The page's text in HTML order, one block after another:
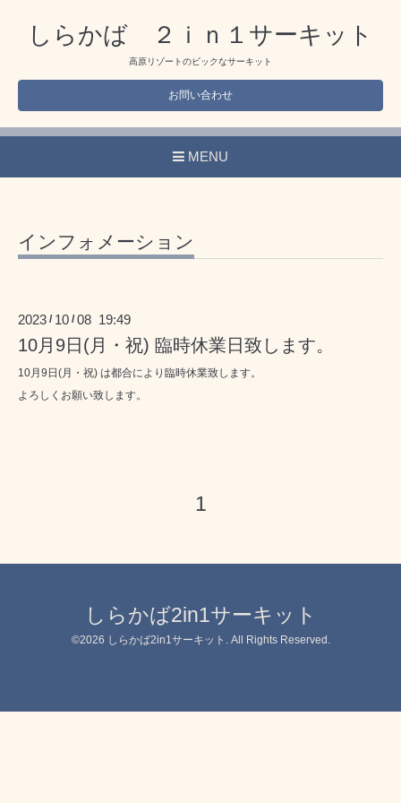
しらかば ２ｉｎ１サーキット
高原リゾートのビックなサーキット
お問い合わせ
MENU
インフォメーション
2023 / 10 /08 19:49
10月9日(月・祝) 臨時休業日致します。
10月9日(月・祝) は都合により臨時休業致します。
よろしくお願い致します。
1
しらかば2in1サーキット
©2026 しらかば2in1サーキット . All Rights Reserved.